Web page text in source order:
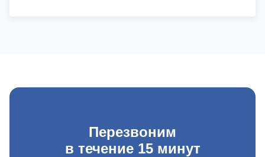
Перезвоним
в течение 15 минут